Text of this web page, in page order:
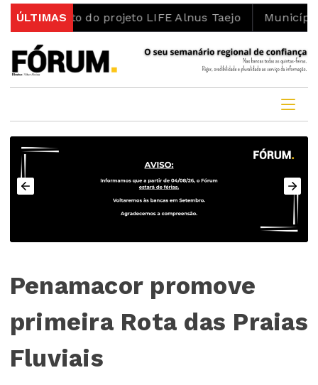
ÚLTIMAS
projeto LIFE Alnus Taejo Município abre
Penamacor promove
primeira Rota das Praias
Fluviais